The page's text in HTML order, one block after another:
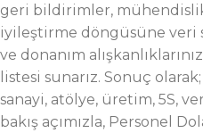
geri bildirimler,
iyileştirme döngüsüne veri
ve donanım
listesi sunarız. Sonuç
sanayi, atölye, üretim, 5S,
bakış açımızla, Personel